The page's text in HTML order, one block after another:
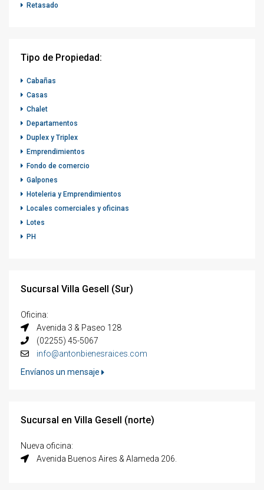
Retasado
Tipo de Propiedad:
Cabañas
Casas
Chalet
Departamentos
Duplex y Triplex
Emprendimientos
Fondo de comercio
Galpones
Hoteleria y Emprendimientos
Locales comerciales y oficinas
Lotes
PH
Sucursal Villa Gesell (Sur)
Oficina:
Avenida 3 & Paseo 128
(02255) 45-5067
info@antonbienesraices.com
Envíanos un mensaje
Sucursal en Villa Gesell (norte)
Nueva oficina:
Avenida Buenos Aires & Alameda 206.